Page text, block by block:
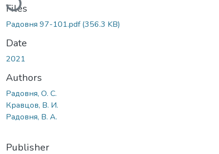
Files
Радовня 97-101.pdf(356.3 KB)
Date
2021
Authors
Радовня, О. С.
Кравцов, В. И.
Радовня, В. А.
Publisher